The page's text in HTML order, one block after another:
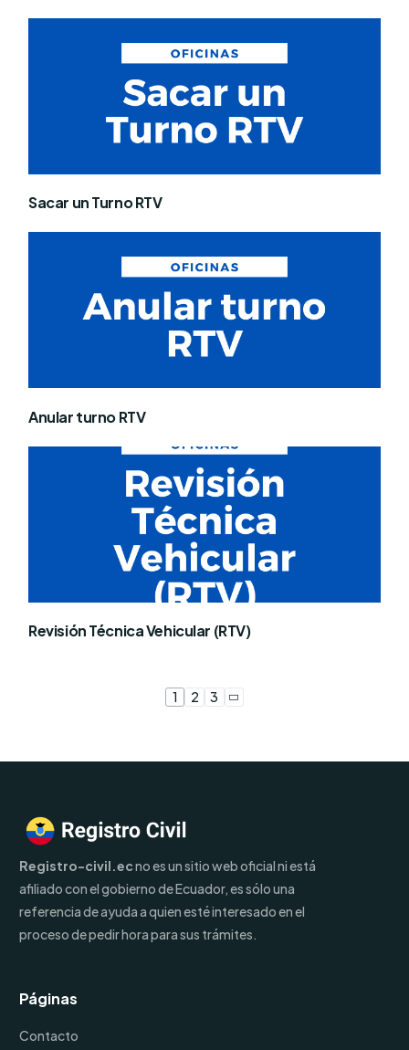
Sacar un Turno RTV
Anular turno RTV
Revisión Técnica Vehicular (RTV)
1 2 3
Registro-civil.ecno es un sitio web oficial ni está
afiliado con el gobierno de Ecuador, es sólo una
referencia de ayuda a quien esté interesado en el
proceso de pedir hora para sus trámites.
Páginas
Contacto